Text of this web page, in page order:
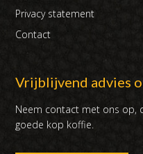
Privacy statement
Contact
Vrijblijvend advies
Neem contact met ons op,
goede kop koffie.